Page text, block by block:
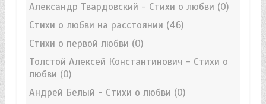
Александр Твардовский - Стихи о любви (0)
Стихи о любви на расстоянии (46)
Стихи о первой любви (0)
Толстой Алексей Константинович - Стихи о
любви (0)
Андрей Белый - Стихи о любви (0)